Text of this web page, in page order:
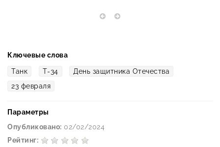
Ключевые слова
Танк Т-34
День защитника Отечества
23 февраля
Параметры
Опубликовано: 02/02/2024
Рейтинг: